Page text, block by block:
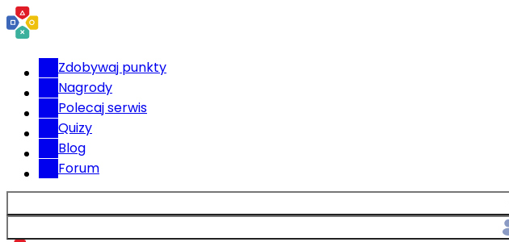
Zdobywaj punkty
Nagrody
Polecaj serwis
Quizy
Blog
Forum